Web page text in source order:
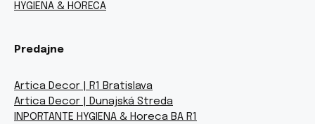
HYGIENA & HORECA
Predajne
Artica Decor | R1 Bratislava
Artica Decor | Dunajská Streda
INPORTANTE HYGIENA & Horeca BA R1